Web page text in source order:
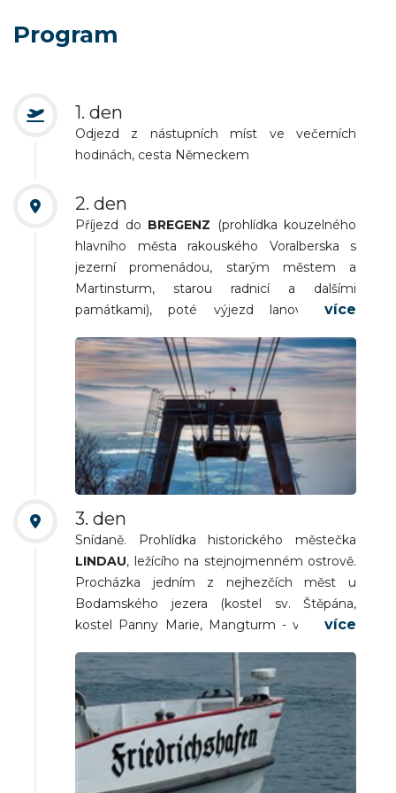
Program
1. den
Odjezd z nástupních míst ve večerních
hodinách, cesta Německem
2. den
Příjezd do BREGENZ
(prohlídka kouzelného
hlavního města rakouského Voralberska s
jezerní promenádou, starým městem a
Martinsturm, starou radnicí a dalšími
památkami), poté výjezd lanovkou na
odkud je za pěkného počasí možné
obdivovat nezapomenutelná a dechberoucí
panoramata - od švýcarských hor, přes
Bodamské jezero, až k německé oblasti
Allgäu a pohoří Bregenzského lesa. Následně
přejezd na ubytování. Večeře a nocleh.
3. den
Snídaně. Prohlídka historického městečka
LINDAU, ležícího na stejnojmenném ostrově.
Procházka jedním z nejhezčích měst u
Bodamského jezera (kostel sv. Štěpána,
kostel Panny Marie, Mangturm - věž ze 13.
Lví monument hlídající přístav v německé
části jezera). Přejezd do městečka
FRIEDRICHSHAFEN(které je neodmyslitelně
spjato s postavou hraběte Ferdinanda von
Zeppelin, zakladatele továrny na výrobu
vzducholodí. Návštěva jednoho z